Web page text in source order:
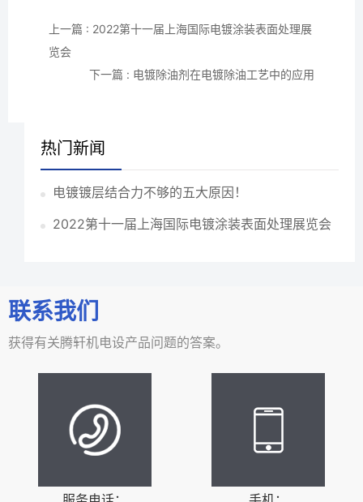
上一篇 : 2022第十一届上海国际电镀涂装表面处理展
览会
下一篇 : 电镀除油剂在电镀除油工艺中的应用
热门新闻
电镀镀层结合力不够的五大原因！
2022第十一届上海国际电镀涂装表面处理展览会
联系我们
获得有关腾轩机电设产品问题的答案。